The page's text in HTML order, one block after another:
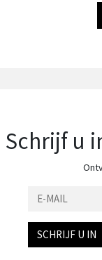
Schrijf u
SCHRIJF U IN